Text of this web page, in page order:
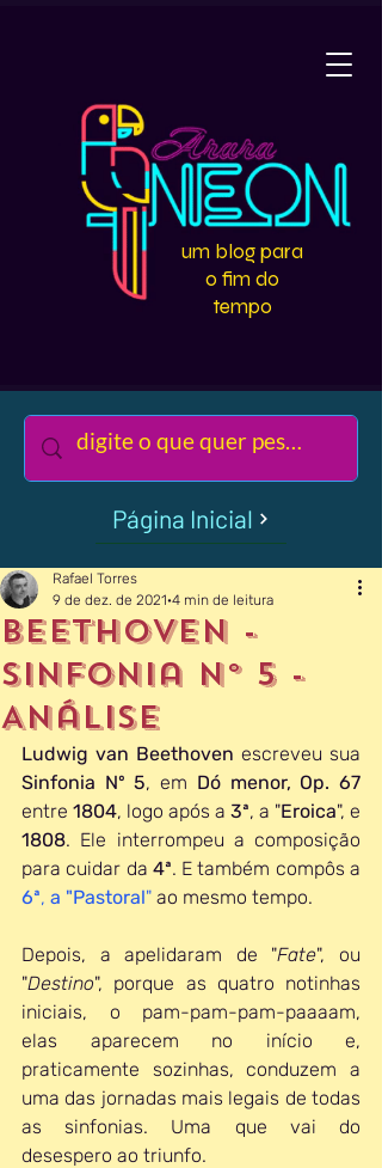
um blog para
o fim do
tempo
Página Inicial
Beethoven -
SInfonia Nº 5 -
Análise
Rafael Torres
9 de dez. de 2021 4 min de leitura
Ludwig van Beethoven
Sinfonia Nº 5, em
entre 1804, logo após a 3ª, a "Eroica
1808. Ele interrompeu a composição
para cuidar da 4ª
6ª, a "Pastoral" ao mesmo tempo.
Depois, a apelidaram de "Fate", ou
"Destino", porque as quatro notinhas
iniciais, o pam-pam-pam-paaaam,
elas aparecem no início e,
praticamente sozinhas, conduzem a
uma das jornadas mais legais de todas
as sinfonias. Uma que vai do
desespero ao triunfo.